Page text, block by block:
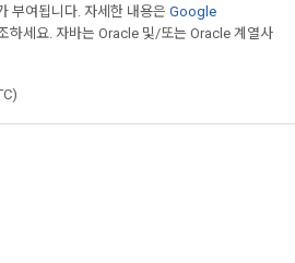
부여됩니다. 자세한 내용은 Google
하세요. 자바는 Oracle 및/또는 Oracle 계열사